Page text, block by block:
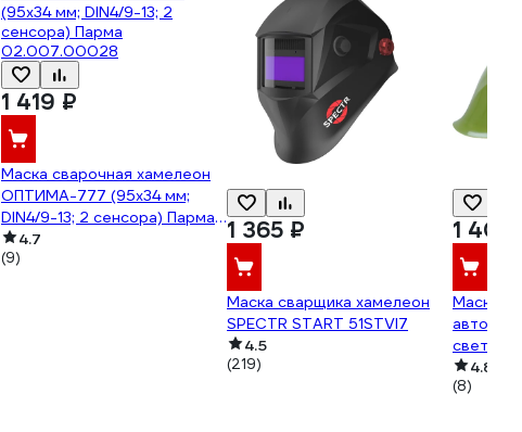
1 419 ₽
Маска сварочная хамелеон
ОПТИМА-777 (95x34 мм;
DIN4/9-13; 2 сенсора) Парма
02.007.00028
4.7
(9)
1 365 ₽
Маска сварщика хамелеон
SPECTR START 51STVI7
4.5
(219)
1 400
Маска
PRO
Ф5
4.8
(8)